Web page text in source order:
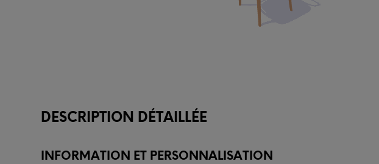
DESCRIPTION DÉTAILLÉE
INFORMATION ET PERSONNALISATION